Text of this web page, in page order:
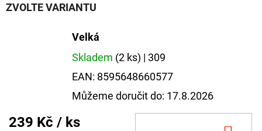
ZVOLTE VARIANTU
Velká
Skladem (2 ks) | 309
EAN: 8595648660577
Můžeme doručit do: 17.8.2026
239 Kč / ks